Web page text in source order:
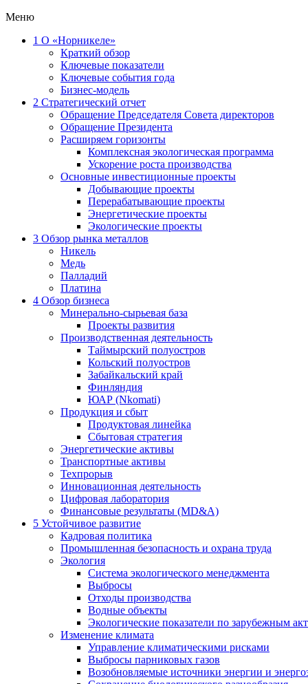
Меню
1 О «Норникеле»
Краткий обзор
Ключевые показатели
Ключевые события года
Бизнес-модель
2 Стратегический отчет
Обращение Председателя Совета директоров
Обращение Президента
Расширяем горизонты
Комплексная экологическая программа
Ускорение роста производства
Основные инвестиционные проекты
Добывающие проекты
Перерабатывающие проекты
Энергетические проекты
Экологические проекты
3 Обзор рынка металлов
Никель
Медь
Палладий
Платина
4 Обзор бизнеса
Минерально-сырьевая база
Проекты развития
Производственная деятельность
Таймырский полуостров
Кольский полуостров
Забайкальский край
Финляндия
ЮАР (Nkomati)
Продукция и сбыт
Продуктовая линейка
Сбытовая стратегия
Энергетические активы
Транспортные активы
Техпрорыв
Инновационная деятельность
Цифровая лаборатория
Финансовые результаты (MD&A)
5 Устойчивое развитие
Кадровая политика
Промышленная безопасность и охрана труда
Экология
Система экологического менеджмента
Выбросы
Отходы производства
Водные объекты
Экологические показатели по зарубежным
Изменение климата
Управление климатическими рисками
Выбросы парниковых газов
Возобновляемые источники энергии и